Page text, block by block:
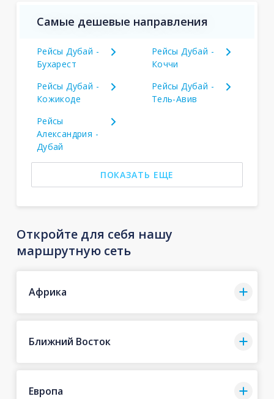
Самые дешевые направления
Рейсы Дубай -
Бухарест
Рейсы Дубай -
Коччи
Рейсы Дубай -
Кожикоде
Рейсы Дубай -
Тель-Авив
Рейсы
Александрия -
Дубай
ПОКАЗАТЬ ЕЩЕ
Откройте для себя нашу
маршрутную сеть
Африка
Ближний Восток
Европа